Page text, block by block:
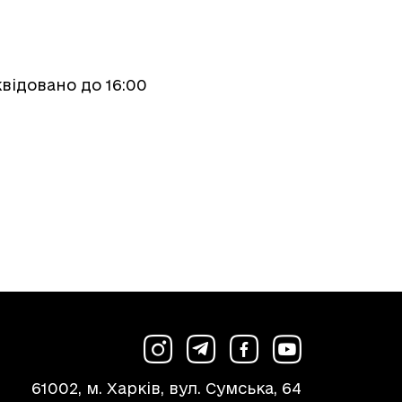
до 16:00
61002, м. Харків, вул. Сумська, 64